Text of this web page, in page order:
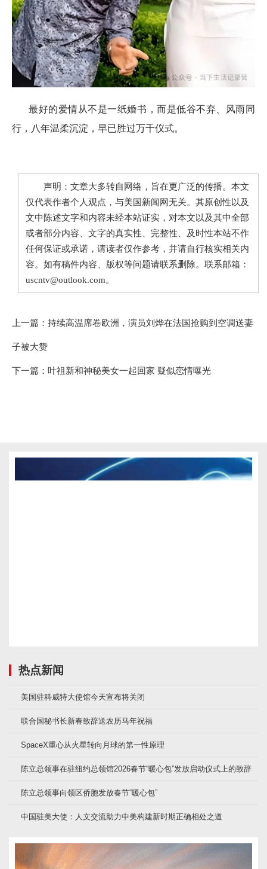
最好的爱情从不是一纸婚书，而是低谷不弃、风雨同
行，八年温柔沉淀，早已胜过万千仪式。
声明：文章大多转自网络，旨在更广泛的传播。本文
仅代表作者个人观点，与美国新闻网无关。其原创性以及
文中陈述文字和内容未经本站证实，对本文以及其中全部
或者部分内容、文字的真实性、完整性、及时性本站不作
任何保证或承诺，请读者仅作参考，并请自行核实相关内
容。如有稿件内容、版权等问题请联系删除。联系邮箱：
uscntv@outlook.com。
上一篇： 持续高温席卷欧洲，演员刘烨在法国抢购到空调送妻
子被大赞
下一篇： 叶祖新和神秘美女一起回家 疑似恋情曝光
热点新闻
美国驻科威特大使馆今天宣布将关闭
联合国秘书长新春致辞送农历马年祝福
SpaceX重心从火星转向月球的第一性原理
陈立总领事在驻纽约总领馆2026春节“暖心包”发放启动仪式上的致辞
陈立总领事向领区侨胞发放春节“暖心包”
中国驻美大使：人文交流助力中美构建新时期正确相处之道